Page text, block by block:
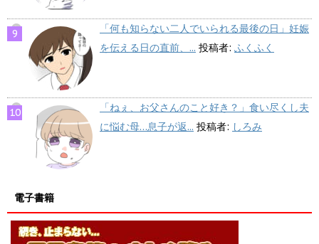
「何も知らない二人でいられる最後の日」妊娠
を伝える日の直前、... 投稿者: ふくふく
「ねぇ、お父さんのこと好き？」食い尽くし夫
に悩む母…息子が返... 投稿者: しろみ
電子書籍